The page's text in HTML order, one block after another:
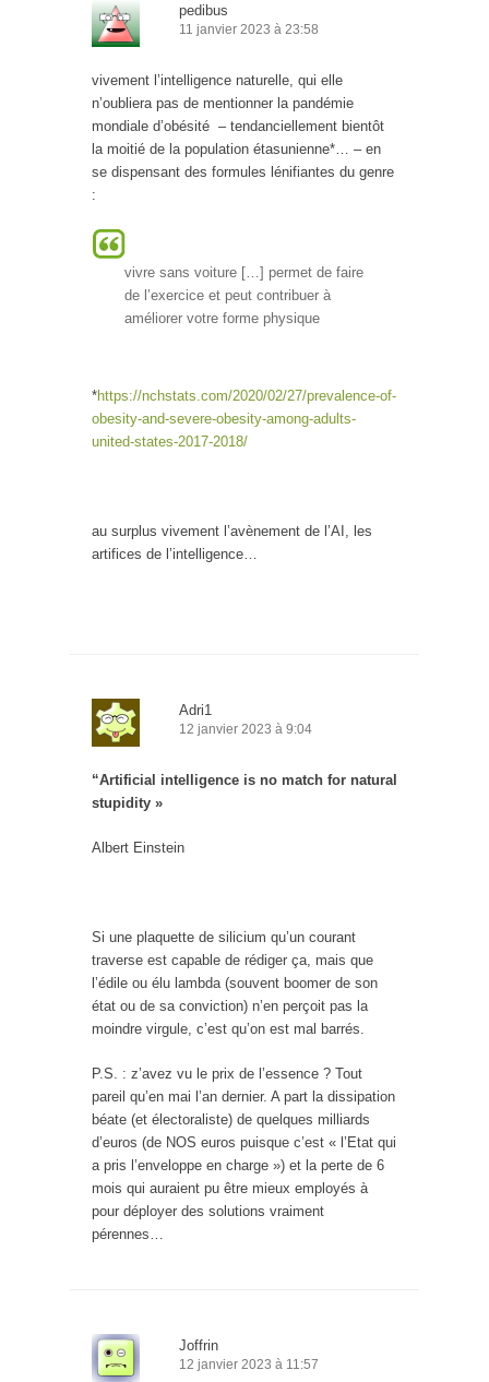
pedibus
11 janvier 2023 à 23:58
vivement l’intelligence naturelle, qui elle
n’oubliera pas de mentionner la pandémie
mondiale d’obésité – tendanciellement bientôt
la moitié de la population étasunienne*… – en
se dispensant des formules lénifiantes du genre
:
vivre sans voiture […] permet de faire
de l’exercice et peut contribuer à
améliorer votre forme physique
*https://nchstats.com/2020/02/27/prevalence-of-
obesity-and-severe-obesity-among-adults-
united-states-2017-2018/
au surplus vivement l’avènement de l’AI, les
artifices de l’intelligence…
Adri1
12 janvier 2023 à 9:04
“Artificial intelligence is no match for natural
stupidity »
Albert Einstein
Si une plaquette de silicium qu’un courant
traverse est capable de rédiger ça, mais que
l’édile ou élu lambda (souvent boomer de son
état ou de sa conviction) n’en perçoit pas la
moindre virgule, c’est qu’on est mal barrés.
P.S. : z’avez vu le prix de l’essence ? Tout
pareil qu’en mai l’an dernier. A part la dissipation
béate (et électoraliste) de quelques milliards
d’euros (de NOS euros puisque c’est « l’Etat qui
a pris l’enveloppe en charge ») et la perte de 6
mois qui auraient pu être mieux employés à
pour déployer des solutions vraiment
pérennes…
Joffrin
12 janvier 2023 à 11:57